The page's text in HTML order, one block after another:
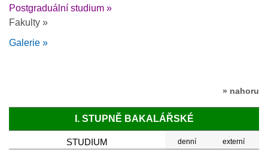
Postgraduální studium »
Fakulty »
Galerie »
» nahoru
I. STUPNĚ BAKALÁŘSKÉ
STUDIUM denní externí